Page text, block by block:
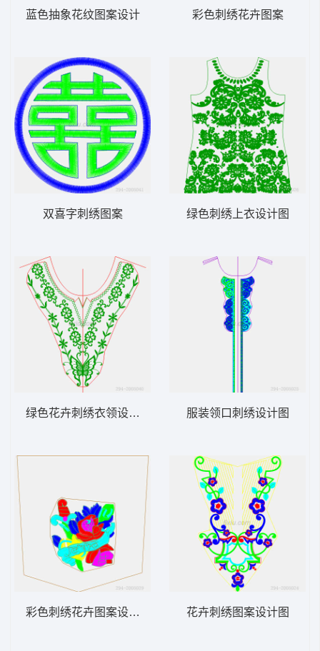
蓝色抽象花纹图案设计
双喜字刺绣图案
绿色花卉刺绣衣领设计图
彩色刺绣花卉图案设计图
彩色刺绣花卉图案
绿色刺绣上衣设计图
服装领口刺绣设计图
花卉刺绣图案设计图